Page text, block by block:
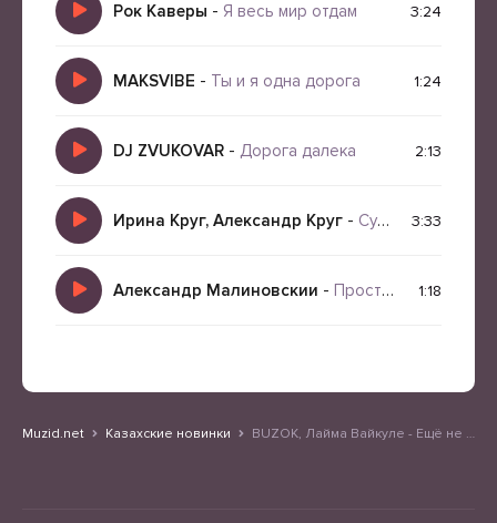
Рок Каверы - Я весь мир отдам 3:24
MAKSVIBE - Ты и я одна дорога 1:24
DJ ZVUKOVAR - Дорога далека 2:13
Ирина Круг, Александр Круг - Судьба дорога 3:33
Александр Малиновскии - Прости но я тебя не отдам 1:18
Muzid.net Казахские новинки BUZOK, Лайма Вайкуле - Ещё не вечер